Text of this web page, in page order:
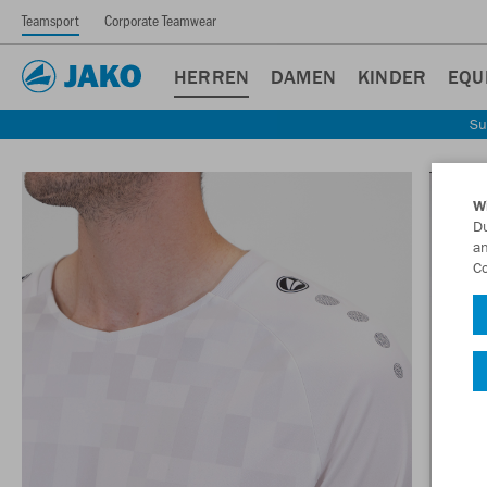
Teamsport Corporate Teamwear
HERREN DAMEN KINDER